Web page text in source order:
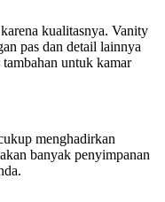
kualitasnya. Vanity
pas dan detail lainnya
untuk kamar
menghadirkan
banyak penyimpanan